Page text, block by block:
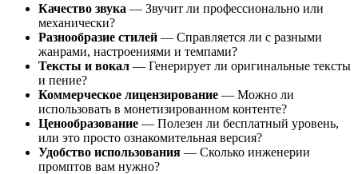
Качество звука — Звучит ли профессионально или
механически?
Разнообразие стилей — Справляется ли с разными
жанрами, настроениями и темпами?
Тексты и вокал — Генерирует ли оригинальные тексты
и пение?
Коммерческое лицензирование — Можно ли
использовать в монетизированном контенте?
Ценообразование — Полезен ли бесплатный уровень,
или это просто ознакомительная версия?
Удобство использования — Сколько инженерии
промптов вам нужно?